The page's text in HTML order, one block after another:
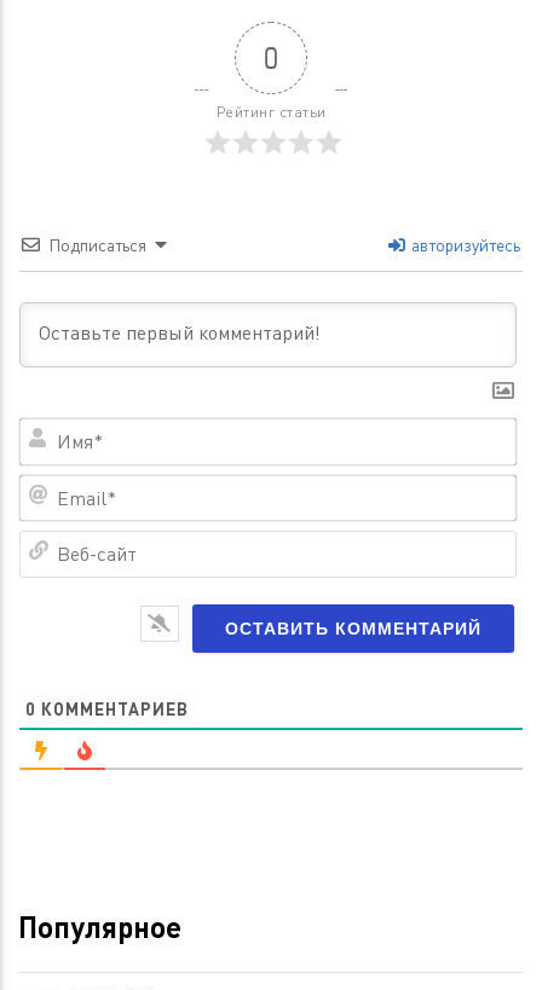
0
Рейтинг статьи
Подписаться авторизуйтесь
0 КОММЕНТАРИЕВ
Популярное